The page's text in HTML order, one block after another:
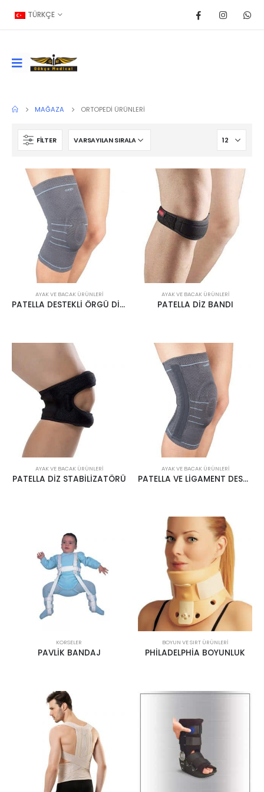
TÜRKÇE
MAĞAZA ORTOPEDI ÜRÜNLERI
FILTER
AYAK VE BACAK ÜRÜNLERI
PATELLA DESTEKLİ ÖRGÜ DİZLİK AL-4220
AYAK VE BACAK ÜRÜNLERI
PATELLA DİZ BANDI
AYAK VE BACAK ÜRÜNLERI
PATELLA DİZ STABİLİZATÖRÜ
AYAK VE BACAK ÜRÜNLERI
PATELLA VE LİGAMENT DESTEKLİ ÖRGÜ DİZLİK AL-4240
KORSELER
PAVLİK BANDAJ
BOYUN VE SIRT ÜRÜNLERI
PHİLADELPHİA BOYUNLUK